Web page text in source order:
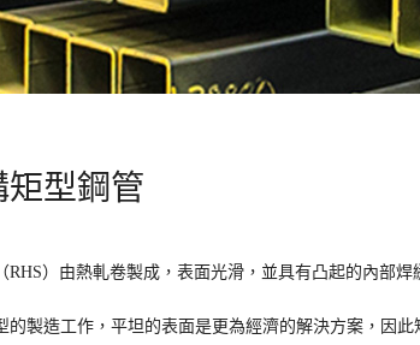
矩型鋼管
RHS）由熱軋卷製成，表面光滑，並具有凸起的內部
的製造工作，平坦的表面是更為經濟的解決方案，因